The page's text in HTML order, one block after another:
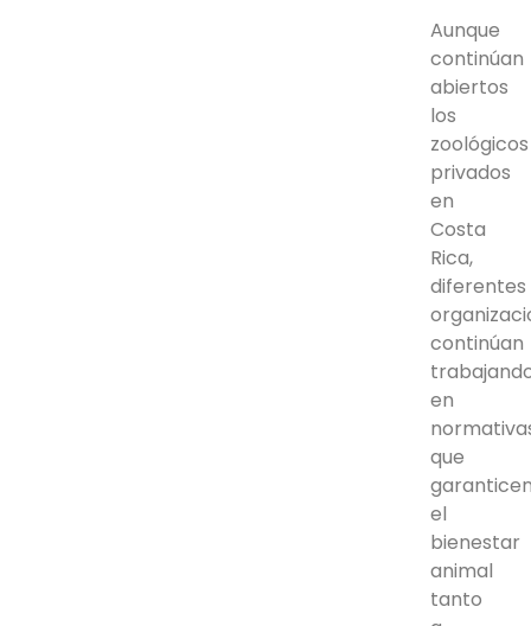
Aunque
continúan
abiertos
los
zoológicos
privados
en
Costa
Rica,
diferentes
continúan
en
que
el
bienestar
animal
tanto